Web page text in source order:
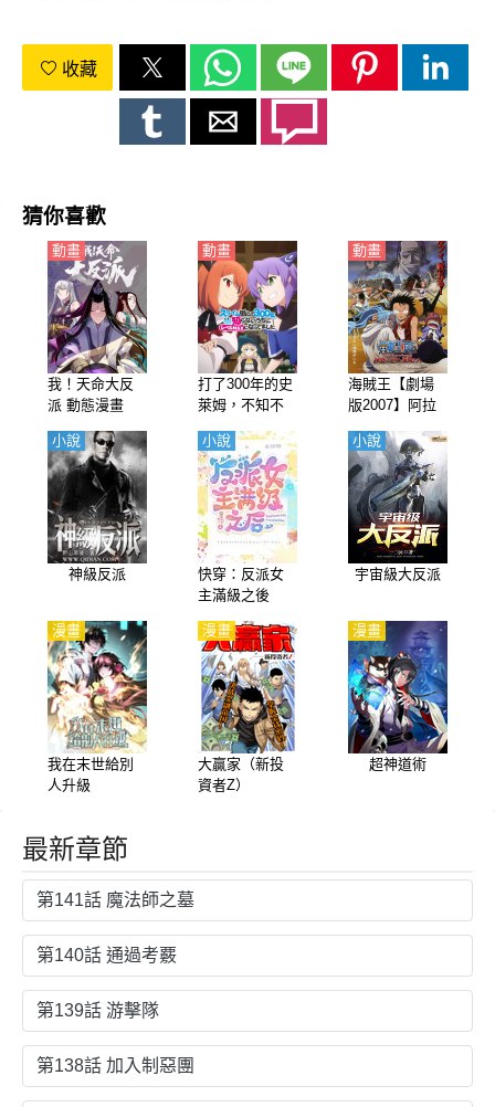
收藏
猜你喜歡
我！天命大反
派 動態漫畫
動畫
打了300年的史
萊姆，不知不
級（持續狩獵
史萊姆三百年,
不知不覺就練
到LV MAX）
【日語】
動畫
海賊王【劇場
版2007】阿拉
漠王女與海盜
們（航海王劇
場版 沙漠王女
與海賊們）
【日語】
動畫
神級反派
小說
快穿：反派女
主滿級之後
小說
宇宙級大反派
小說
我在末世給別
人升級
漫畫
大贏家（新投
資者Z）
漫畫
超神道術
漫畫
最新章節
第141話 魔法師之墓
第140話 通過考覈
第139話 游擊隊
第138話 加入制惡團